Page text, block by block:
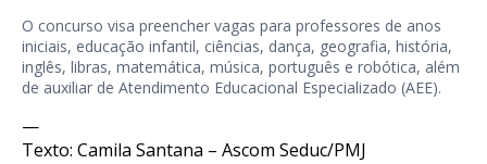
O concurso visa preencher vagas para professores de anos
iniciais, educação infantil, ciências, dança, geografia, história,
inglês, libras, matemática, música, português e robótica, além
de auxiliar de Atendimento Educacional Especializado (AEE).
—
Texto: Camila Santana – Ascom Seduc/PMJ